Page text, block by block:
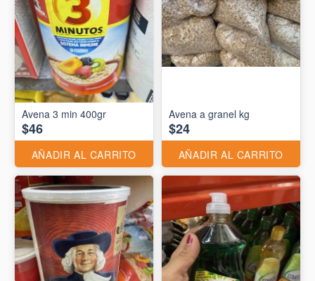
Avena 3 min 400gr
$46
AÑADIR AL CARRITO
Avena a granel kg
$24
AÑADIR AL CARRITO